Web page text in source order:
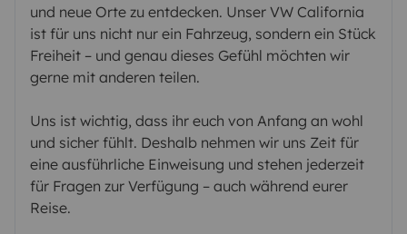
und neue Orte zu entdecken. Unser VW California
ist für uns nicht nur ein Fahrzeug, sondern ein Stück
Freiheit – und genau dieses Gefühl möchten wir
gerne mit anderen teilen.
Uns ist wichtig, dass ihr euch von Anfang an wohl
und sicher fühlt. Deshalb nehmen wir uns Zeit für
eine ausführliche Einweisung und stehen jederzeit
für Fragen zur Verfügung – auch während eurer
Reise.